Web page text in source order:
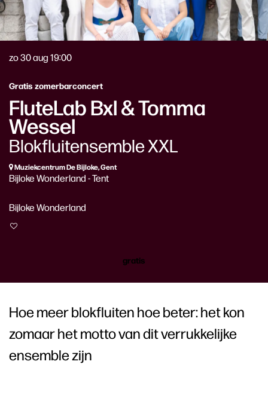
FluteLab Bxl & Tomma
Wessel
Blokfluitensemble XXL
Gratis zomerbarconcert
zo 30 aug19:00
Muziekcentrum De Bijloke, Gent
Bijloke Wonderland - Tent
Bijloke Wonderland
gratis
Hoe meer blokfluiten hoe beter: het kon
zomaar het motto van dit verrukkelijke
ensemble zijn